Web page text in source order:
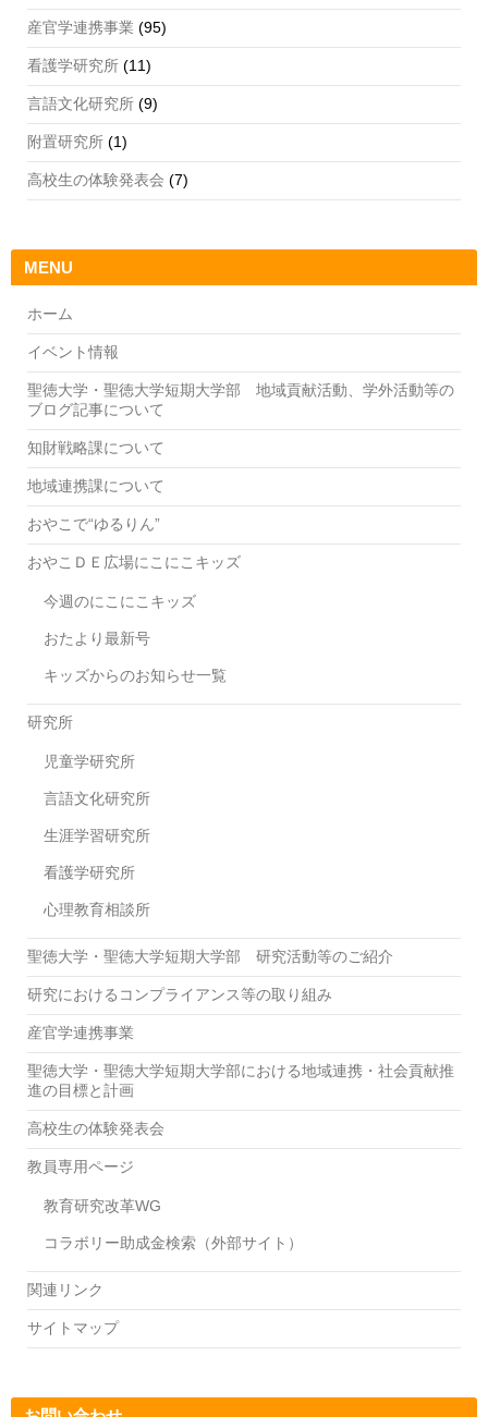
産官学連携事業 (95)
看護学研究所 (11)
言語文化研究所 (9)
附置研究所 (1)
高校生の体験発表会 (7)
MENU
ホーム
イベント情報
聖徳大学・聖徳大学短期大学部 地域貢献活動、学外活動等の
ブログ記事について
知財戦略課について
地域連携課について
おやこで“ゆるりん”
おやこＤＥ広場にこにこキッズ
今週のにこにこキッズ
おたより最新号
キッズからのお知らせ一覧
研究所
児童学研究所
言語文化研究所
生涯学習研究所
看護学研究所
心理教育相談所
聖徳大学・聖徳大学短期大学部 研究活動等のご紹介
研究におけるコンプライアンス等の取り組み
産官学連携事業
聖徳大学・聖徳大学短期大学部における地域連携・社会貢献推
進の目標と計画
高校生の体験発表会
教員専用ページ
教育研究改革WG
コラボリー助成金検索（外部サイト）
関連リンク
サイトマップ